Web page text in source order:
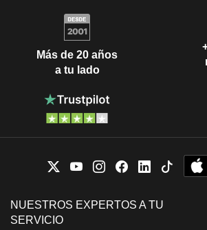
Más de 20 años
a tu lado
NUESTROS EXPERTOS A TU
SERVICIO